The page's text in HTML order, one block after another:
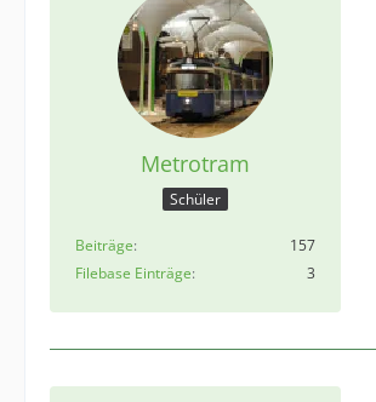
Metrotram
Schüler
Beiträge
157
Filebase Einträge
3